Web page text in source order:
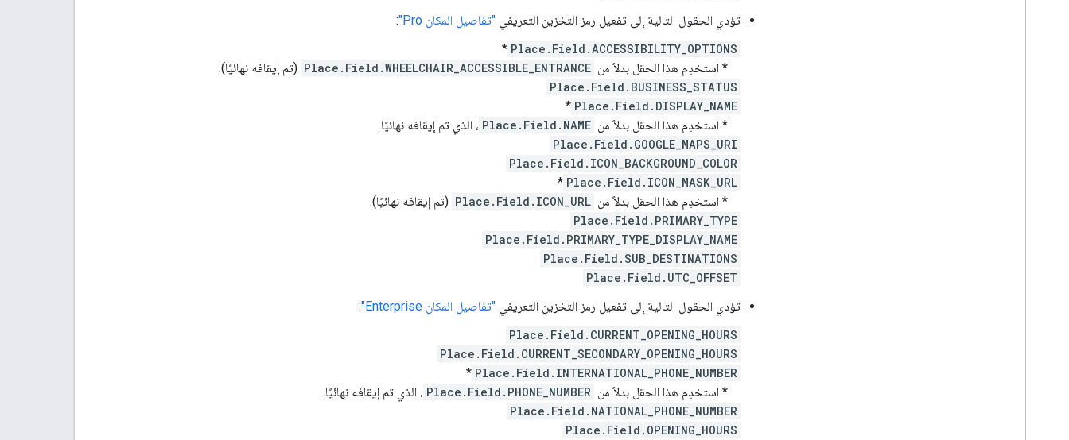
تؤدي الحقول التالية إلى تفعيل رمز التخزين التعريفي "تفاصيل المكان Pro"
:
Place.Field.ACCESSIBILITY_OPTIONS
*
* استخدِم هذا الحقل بدلاً من Place.Field.WHEELCHAIR_ACCESSIBLE_ENTRANCE (تم إيقافه نهائيًا).
Place.Field.BUSINESS_STATUS
Place.Field.DISPLAY_NAME
*
* استخدِم هذا الحقل بدلاً من Place.Field.NAME ، الذي تم إيقافه نهائيًا.
Place.Field.GOOGLE_MAPS_URI
Place.Field.ICON_BACKGROUND_COLOR
Place.Field.ICON_MASK_URL
*
* استخدِم هذا الحقل بدلاً من Place.Field.ICON_URL (تم إيقافه نهائيًا).
Place.Field.PRIMARY_TYPE
Place.Field.PRIMARY_TYPE_DISPLAY_NAME
Place.Field.SUB_DESTINATIONS
Place.Field.UTC_OFFSET
تؤدي الحقول التالية إلى تفعيل رمز التخزين التعريفي "تفاصيل المكان Enterprise"
:
Place.Field.CURRENT_OPENING_HOURS
Place.Field.CURRENT_SECONDARY_OPENING_HOURS
Place.Field.INTERNATIONAL_PHONE_NUMBER
*
* استخدِم هذا الحقل بدلاً من Place.Field.PHONE_NUMBER ، الذي تم إيقافه نهائيًا.
Place.Field.NATIONAL_PHONE_NUMBER
Place.Field.OPENING_HOURS